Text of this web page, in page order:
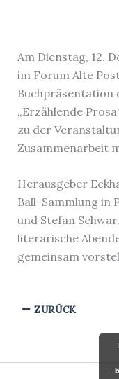
Am Dienstag, 12.
im Forum Alte
Buchpräsentation
„Erzählende
zu der
Zusammenarbeit
Herausgeber
Ball-Sammlung in
und Stefan
literarische
gemeinsam
ZURÜCK